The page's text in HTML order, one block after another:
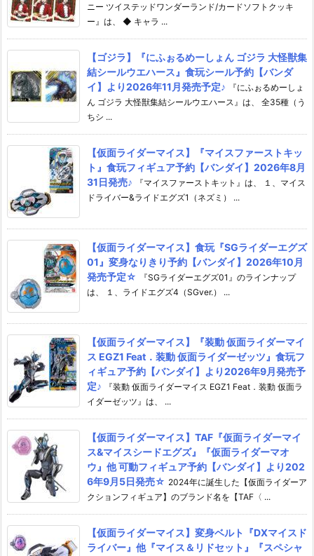
ニー ツイステッドワンダーランド/カードソフトクッキ
ー』は、 ◆ キャラ ...
【ゴジラ】『にふぉるめーしょん ゴジラ 大怪獣集
結シールウエハース』食玩シール予約【バンダ
イ】より2026年11月発売予定♪
『にふぉるめーしょ
ん ゴジラ 大怪獣集結シールウエハース』は、 全35種（う
ちシ ...
【仮面ライダーマイス】『マイスファーストキッ
ト』食玩フィギュア予約【バンダイ】2026年8月
31日発売♪
『マイスファーストキット』は、 １、マイス
ドライバー&ライドエグズ1（ネズミ） ...
【仮面ライダーマイス】食玩『SGライダーエグズ
01』変身なりきり予約【バンダイ】2026年10月
発売予定☆
『SGライダーエグズ01』のラインナップ
は、 １、ライドエグズ4（SGver.） ...
【仮面ライダーマイス】『装動 仮面ライダーマイ
ス EGZ1 Feat．装動 仮面ライダーゼッツ』食玩フ
ィギュア予約【バンダイ】より2026年9月発売予
定♪
『装動 仮面ライダーマイス EGZ1 Feat．装動 仮面ラ
イダーゼッツ』は、 ...
【仮面ライダーマイス】TAF『仮面ライダーマイ
ス&マイスシードエグズ』『仮面ライダーマオ
ウ』他 可動フィギュア予約【バンダイ】より202
6年9月5日発売☆ 2024年に誕生した【仮面ライダーア
クションフィギュア】のブランド名を【TAF〈 ...
【仮面ライダーマイス】変身ベルト『DXマイスド
ライバー』他『マイス＆リドセット』『スペシャ